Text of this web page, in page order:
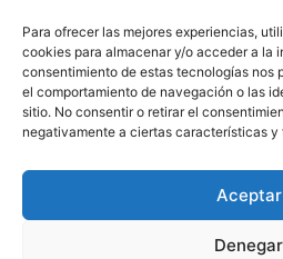
Para ofrecer las mejores experiencias,
cookies para almacenar y/o acceder a la
consentimiento de estas tecnologías nos
el comportamiento de navegación o las
sitio. No consentir o retirar el
negativamente a ciertas características y
Aceptar
Denegar
CONTACTA CON NOSOTROS